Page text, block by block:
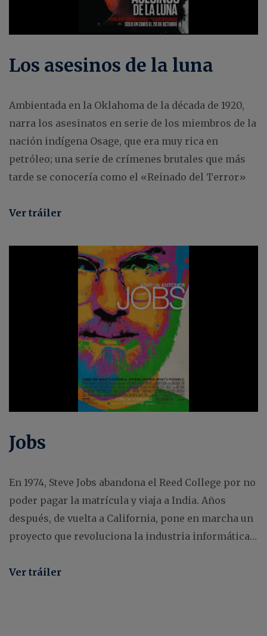
Los asesinos de la luna
Ambientada en la Oklahoma de la década de 1920,
narra los asesinatos en serie de los miembros de la
nación indígena Osage, que era muy rica en
petróleo; una serie de crímenes brutales que más
tarde se conocería como el «Reinado del Terror»
Ver tráiler
Jobs
En 1974, Steve Jobs abandona el Reed College por no
poder pagar la matrícula y viaja a India. Años
después, de vuelta a California, pone en marcha un
proyecto que revoluciona la industria informática…
Ver tráiler